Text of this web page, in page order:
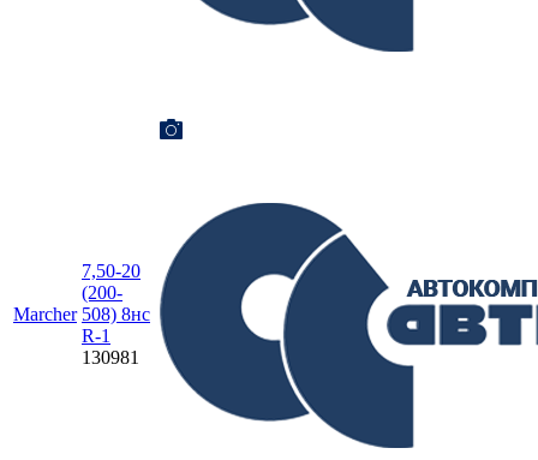
Marcher
7,50-20
(200-
508) 8нс
R-1
130981